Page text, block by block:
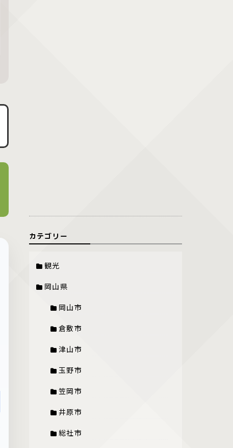
カテゴリー
観光
岡山県
岡山市
倉敷市
津山市
玉野市
笠岡市
井原市
総社市